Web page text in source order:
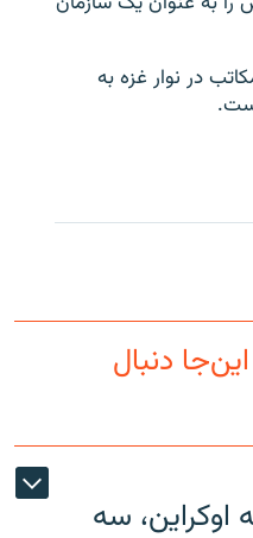
در نوار غزه به
دنبال
اوکراین، سه